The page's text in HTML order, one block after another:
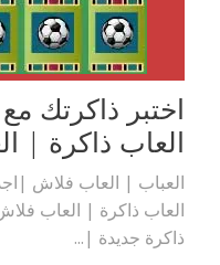
اختبر ذاكرتك
العاب ذاكرة |
العباب | العاب فلاش
العاب ذاكرة | العاب
ذاكرة جديدة |...